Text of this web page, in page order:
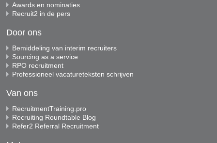
Awards en nominaties
Recruit2 in de pers
Door ons
Bemiddeling van interim recruiters
Sourcing as a service
RPO recruitment
Professioneel vacatureteksten schrijven
Van ons
RecruitmentTraining.pro
Recruiting Roundtable Blog
Refer2 Referral Recruitment